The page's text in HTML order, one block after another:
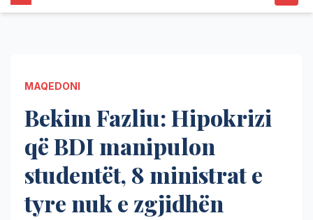
MAQEDONI
Bekim Fazliu: Hipokrizi
që BDI manipulon
studentët, 8 ministrat e
tyre nuk e zgjidhën